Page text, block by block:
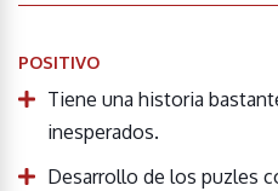
POSITIVO
Tiene una historia
inesperados.
Desarrollo de los puzles